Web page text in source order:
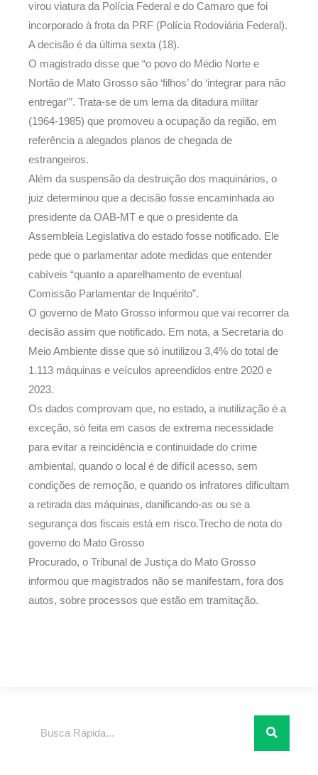
virou viatura da Polícia Federal e do Camaro que foi
incorporado à frota da PRF (Polícia Rodoviária Federal).
A decisão é da última sexta (18).
O magistrado disse que “o povo do Médio Norte e
Nortão de Mato Grosso são ‘filhos’ do ‘integrar para não
entregar'”. Trata-se de um lema da ditadura militar
(1964-1985) que promoveu a ocupação da região, em
referência a alegados planos de chegada de
estrangeiros.
Além da suspensão da destruição dos maquinários, o
juiz determinou que a decisão fosse encaminhada ao
presidente da OAB-MT e que o presidente da
Assembleia Legislativa do estado fosse notificado. Ele
pede que o parlamentar adote medidas que entender
cabíveis “quanto a aparelhamento de eventual
Comissão Parlamentar de Inquérito”.
O governo de Mato Grosso informou que vai recorrer da
decisão assim que notificado. Em nota, a Secretaria do
Meio Ambiente disse que só inutilizou 3,4% do total de
1.113 máquinas e veículos apreendidos entre 2020 e
2023.
Os dados comprovam que, no estado, a inutilização é a
exceção, só feita em casos de extrema necessidade
para evitar a reincidência e continuidade do crime
ambiental, quando o local é de difícil acesso, sem
condições de remoção, e quando os infratores dificultam
a retirada das máquinas, danificando-as ou se a
segurança dos fiscais está em risco.Trecho de nota do
governo do Mato Grosso
Procurado, o Tribunal de Justiça do Mato Grosso
informou que magistrados não se manifestam, fora dos
autos, sobre processos que estão em tramitação.